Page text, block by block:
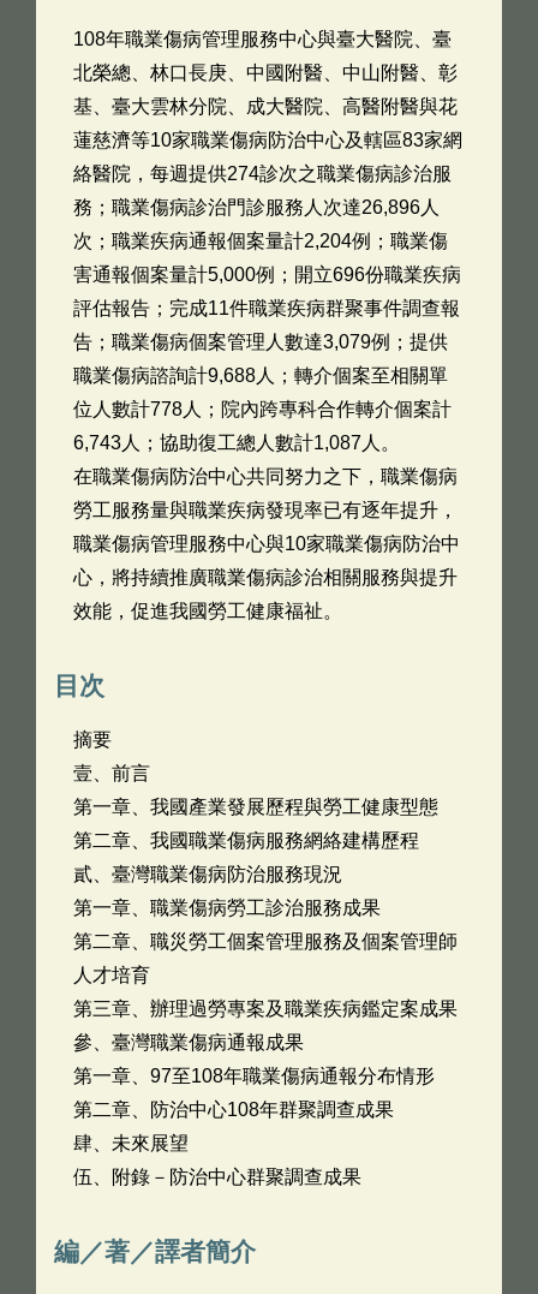
108年職業傷病管理服務中心與臺大醫院、臺
北榮總、林口長庚、中國附醫、中山附醫、彰
基、臺大雲林分院、成大醫院、高醫附醫與花
蓮慈濟等10家職業傷病防治中心及轄區83家網
絡醫院，每週提供274診次之職業傷病診治服
務；職業傷病診治門診服務人次達26,896人
次；職業疾病通報個案量計2,204例；職業傷
害通報個案量計5,000例；開立696份職業疾病
評估報告；完成11件職業疾病群聚事件調查報
告；職業傷病個案管理人數達3,079例；提供
職業傷病諮詢計9,688人；轉介個案至相關單
位人數計778人；院內跨專科合作轉介個案計
6,743人；協助復工總人數計1,087人。
在職業傷病防治中心共同努力之下，職業傷病
勞工服務量與職業疾病發現率已有逐年提升，
職業傷病管理服務中心與10家職業傷病防治中
心，將持續推廣職業傷病診治相關服務與提升
效能，促進我國勞工健康福祉。
目次
摘要
壹、前言
第一章、我國產業發展歷程與勞工健康型態
第二章、我國職業傷病服務網絡建構歷程
貳、臺灣職業傷病防治服務現況
第一章、職業傷病勞工診治服務成果
第二章、職災勞工個案管理服務及個案管理師
人才培育
第三章、辦理過勞專案及職業疾病鑑定案成果
參、臺灣職業傷病通報成果
第一章、97至108年職業傷病通報分布情形
第二章、防治中心108年群聚調查成果
肆、未來展望
伍、附錄－防治中心群聚調查成果
編／著／譯者簡介